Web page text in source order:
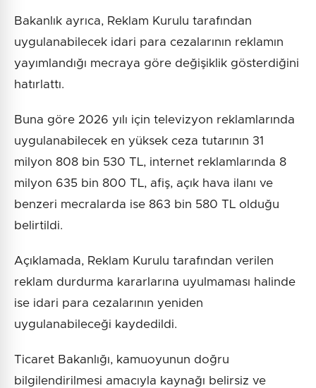
Bakanlık ayrıca, Reklam Kurulu tarafından
uygulanabilecek idari para cezalarının reklamın
yayımlandığı mecraya göre değişiklik gösterdiğini
hatırlattı.
Buna göre 2026 yılı için televizyon reklamlarında
uygulanabilecek en yüksek ceza tutarının 31
milyon 808 bin 530 TL, internet reklamlarında 8
milyon 635 bin 800 TL, afiş, açık hava ilanı ve
benzeri mecralarda ise 863 bin 580 TL olduğu
belirtildi.
Açıklamada, Reklam Kurulu tarafından verilen
reklam durdurma kararlarına uyulmaması halinde
ise idari para cezalarının yeniden
uygulanabileceği kaydedildi.
Ticaret Bakanlığı, kamuoyunun doğru
bilgilendirilmesi amacıyla kaynağı belirsiz ve